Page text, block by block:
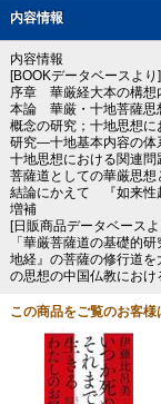
内容情報
内容情報
[BOOKデータベースより]
序章 華厳経大本の構想
本論 華厳・十地菩薩思
概念の研究；十地思想
研究―十地基本内容の体
十地思想における関連問
菩薩道としての華厳思想
結論にかえて 『如来性
増補
[日販商品データベース
「華厳菩薩道の基礎的
地経』の菩薩の修行道
の思想の中国仏教におけ
この商品をご覧のお客様